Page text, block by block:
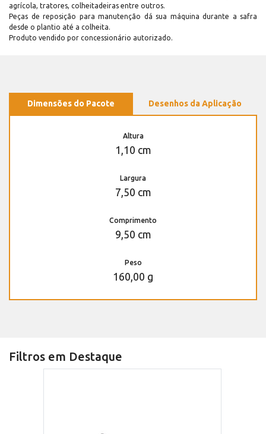
agrícola, tratores, colheitadeiras entre outros.
Peças de reposição para manutenção dá sua máquina durante a safra
desde o plantio até a colheita.
Produto vendido por concessionário autorizado.
Dimensões do Pacote Desenhos da Aplicação
Altura
1,10 cm
Largura
7,50 cm
Comprimento
9,50 cm
Peso
160,00 g
Filtros em Destaque